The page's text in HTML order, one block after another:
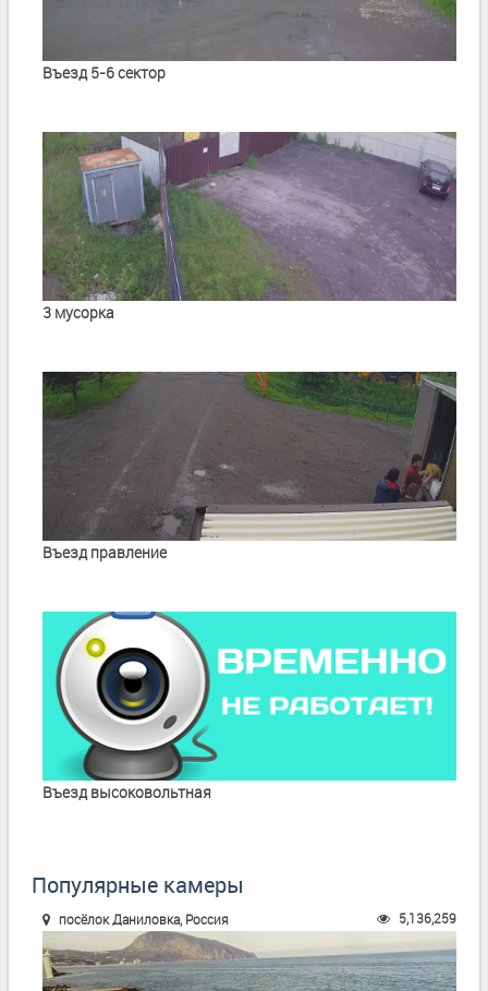
Въезд 5-6 сектор
3 мусорка
Въезд правление
Въезд высоковольтная
Популярные камеры
посёлок Даниловка, Россия 5,136,259